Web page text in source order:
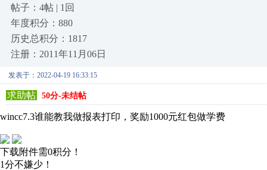
帖子：4帖 | 1回
年度积分：880
历史总积分：1817
注册：2011年11月06日
发表于：2022-04-19 16:33:15
求助帖 50分-未结帖
wincc7.3谁能教我做报表打印，奖励1000元红包做学费
下载附件需0积分！
1分不嫌少！